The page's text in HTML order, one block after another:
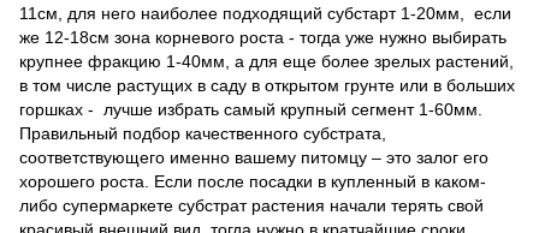
11см, для него наиболее подходящий субстарт 1-20мм, если
же 12-18см зона корневого роста - тогда уже нужно выбирать
крупнее фракцию 1-40мм, а для еще более зрелых растений,
в том числе растущих в саду в открытом грунте или в больших
горшках - лучше избрать самый крупный сегмент 1-60мм.
Правильный подбор качественного субстрата,
соответствующего именно вашему питомцу – это залог его
хорошего роста. Если после посадки в купленный в каком-
либо супермаркете субстрат растения начали терять свой